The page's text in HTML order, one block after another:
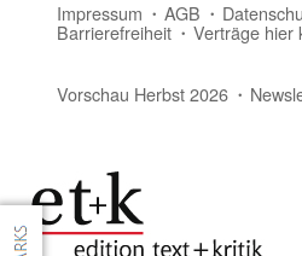
Impressum AGB
Barrierefreiheit Verträge hier
Vorschau Herbst 2026